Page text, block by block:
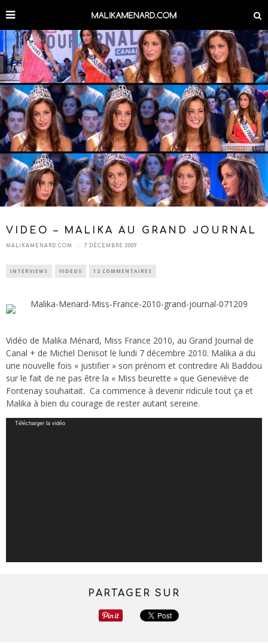
VIDEO – MALIKA AU GRAND JOURNAL
MALIKAMENARD.COM 7 DÉCEMBRE 2009
INTERVIEWS VIDEOS 12 COMMENTAIRES
Vidéo de Malika Ménard, Miss France 2010, au Grand Journal de
Canal + de Michel Denisot le lundi 7 décembre 2010. Malika a du
une nouvelle fois « justifier » son prénom et contredire Ali Baddou
sur le fait de ne pas être la « Miss beurette » que Geneviève de
Fontenay souhaitait. Ca commence à devenir ridicule tout ça et
Malika à bien du courage de rester autant sereine.
Lecteur
Télécharger la vidéo
PARTAGER SUR